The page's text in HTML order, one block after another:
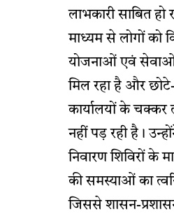
लाभकारी साबित हो
माध्यम से लोगों को
योजनाओं एवं
मिल रहा है और
कार्यालयों के
नहीं पड़ रही है।
निवारण शिविरों के
की समस्याओं का
जिससे शासन-